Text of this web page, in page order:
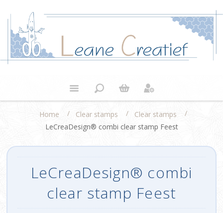
Home / Clear stamps / Clear stamps
/
LeCreaDesign® combi clear stamp Feest
LeCreaDesign® combi
clear stamp Feest